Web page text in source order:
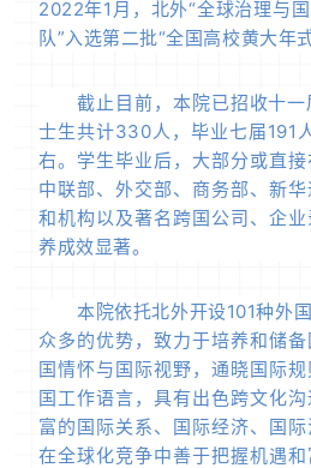
2022年1月，北外“全球治理与
队”入选第二批“全国高校黄大年
截止目前，本院已招收十
士生共计330人，毕业七届191
右。学生毕业后，大部分或直
中联部、外交部、商务部、新
和机构以及著名跨国公司、企
养成效显著。
本院依托北外开设101种外
众多的优势，致力于培养和储
国情怀与国际视野，通晓国际
国工作语言，具有出色跨文化
富的国际关系、国际经济、国际
在全球化竞争中善于把握机遇和